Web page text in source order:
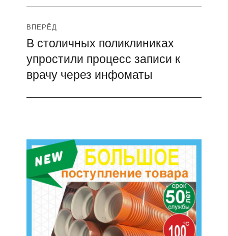
ВПЕРЁД
Следующая
запись:
В столичных поликлиниках
упростили процесс записи к
врачу через инфоматы